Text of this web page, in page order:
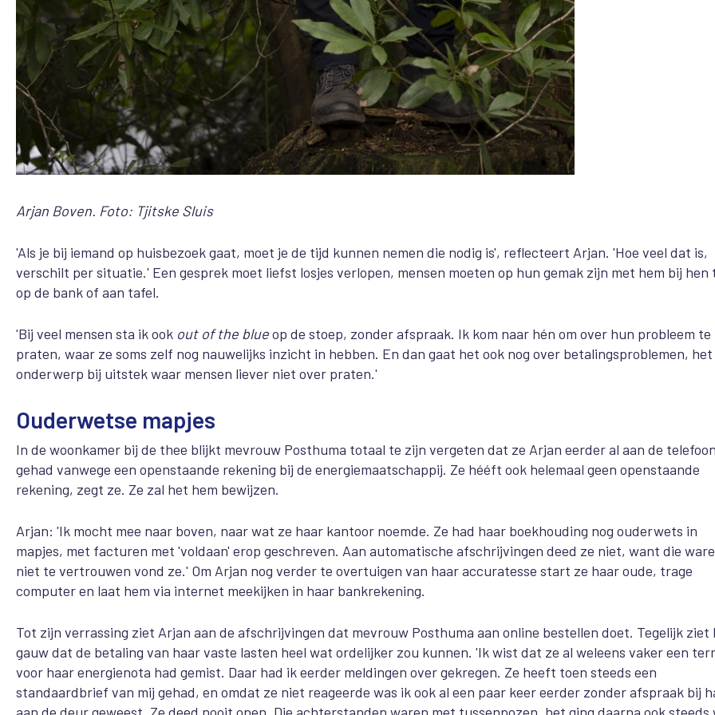
Arjan Boven. Foto: Tjitske Sluis
'Als je bij iemand op huisbezoek gaat, moet je de tijd kunnen nemen die nodig is', reflecteert Arjan. 'Hoe veel dat is,
verschilt per situatie.' Een gesprek moet liefst losjes verlopen, mensen moeten op hun gemak zijn met hem bij hen
op de bank of aan tafel.
'Bij veel mensen sta ik ook out of the blueop de stoep, zonder afspraak. Ik kom naar hén om over hun probleem te
praten, waar ze soms zelf nog nauwelijks inzicht in hebben. En dan gaat het ook nog over betalingsproblemen, het
onderwerp bij uitstek waar mensen liever niet over praten.'
Ouderwetse mapjes
In de woonkamer bij de thee blijkt mevrouw Posthuma totaal te zijn vergeten dat ze Arjan eerder al aan de
gehad vanwege een openstaande rekening bij de energiemaatschappij. Ze hééft ook helemaal geen openstaande
rekening, zegt ze. Ze zal het hem bewijzen.
Arjan: 'Ik mocht mee naar boven, naar wat ze haar kantoor noemde. Ze had haar boekhouding nog ouderwets in
mapjes, met facturen met 'voldaan' erop geschreven. Aan automatische afschrijvingen deed ze niet, want die
niet te vertrouwen vond ze.' Om Arjan nog verder te overtuigen van haar accuratesse start ze haar oude, trage
computer en laat hem via internet meekijken in haar bankrekening.
Tot zijn verrassing ziet Arjan aan de afschrijvingen dat mevrouw Posthuma aan online bestellen doet. Tegelijk ziet
gauw dat de betaling van haar vaste lasten heel wat ordelijker zou kunnen. 'Ik wist dat ze al weleens vaker een
voor haar energienota had gemist. Daar had ik eerder meldingen over gekregen. Ze heeft toen steeds een
standaardbrief van mij gehad, en omdat ze niet reageerde was ik ook al een paar keer eerder zonder afspraak bij